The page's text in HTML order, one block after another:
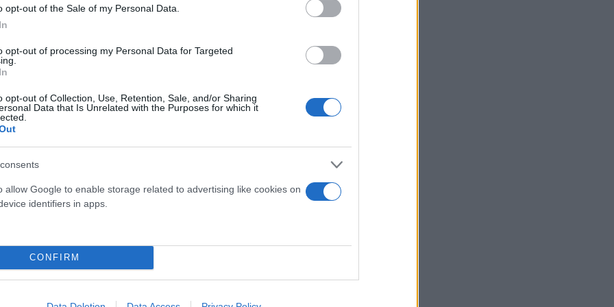
opt-out of the Sale of my Personal Data.
opt-out of processing my Personal Data for Targeted
opt-out of Collection, Use, Retention, Sale, and/or Sharing
Data that Is Unrelated with the Purposes for which it
allow Google to enable storage related to advertising like cookies on
identifiers in apps.
CONFIRM
παράταση χωρίς πρόστιμα, για σοβαρούς λόγους
απαραίτητη προσκόμιση αποδεικτικών εγγράφων και
μπορεί να μετατεθεί σημαντικά, αναλόγως της
της προθεσμίας αποτελεί στόχο τόσο του υπουργείου
δεν έχουν ακόμα καταλαγιάσει. Η τελική απόφαση,
ημερομηνίας, φαίνεται πως παραμένει ανοιχτή και θα
των καταστάσεων στα συστήματα και την αποδοτικότητα
η ολοκλήρωση της διαδικασίας, με ασφάλεια και ομαλότητα,
πριν τα μεσάνυχτα της 15ης Ιουλίου.